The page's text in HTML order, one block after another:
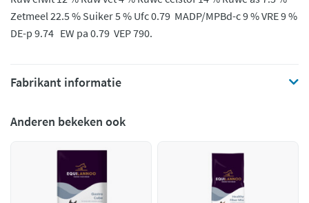
Zetmeel 22.5 % Suiker 5 % Ufc 0.79 MADP/MPBd-c 9 % VRE 9 %
DE-p 9.74 EW pa 0.79 VEP 790.
Fabrikant informatie
Anderen bekeken ook